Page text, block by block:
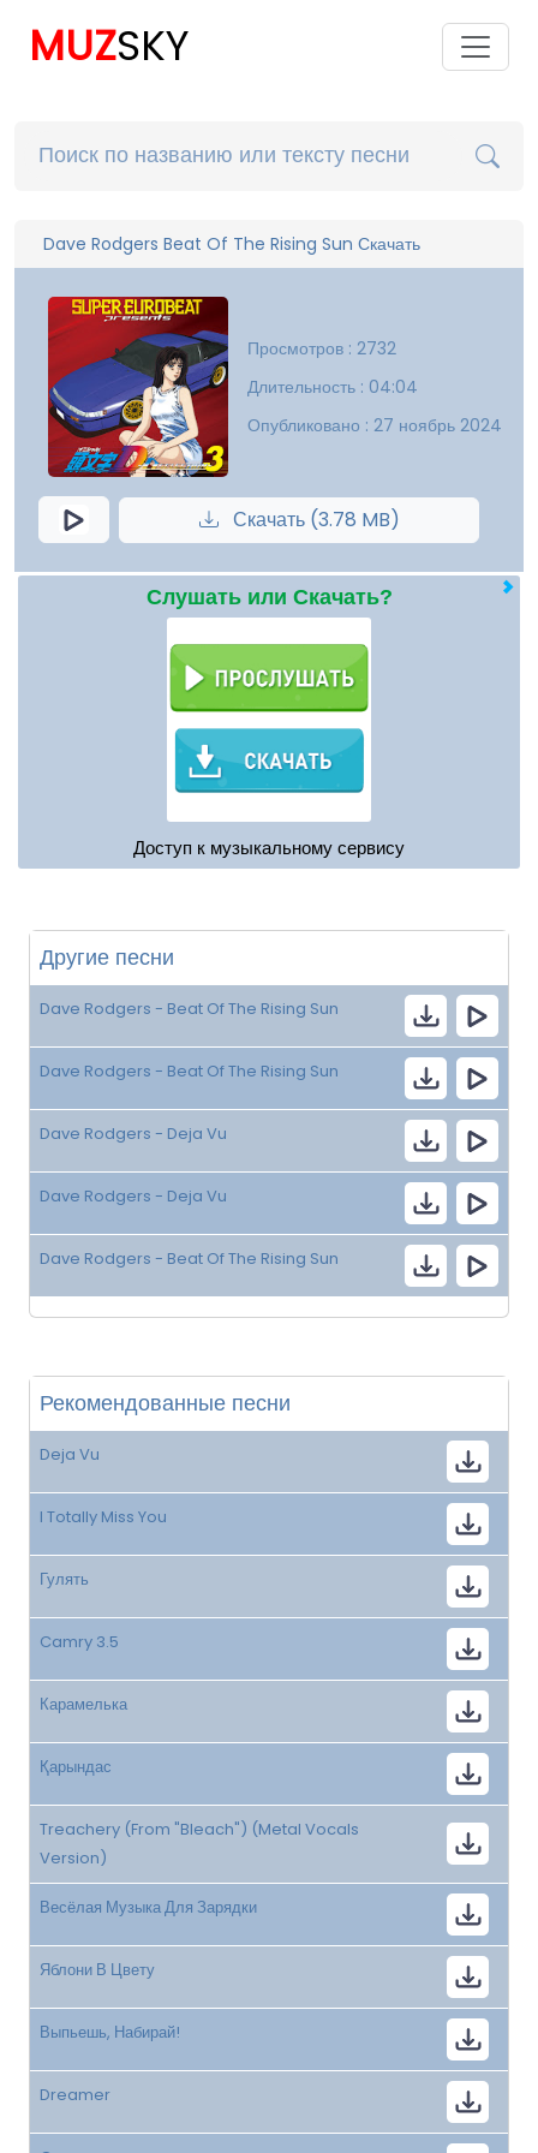
MUZSKY
Dave Rodgers Beat Of The Rising Sun Скачать
Просмотров : 2732
Длительность : 04:04
Опубликовано : 27 ноябрь 2024
Скачать (3.78 MB)
Слушать или Скачать?
Доступ к музыкальному сервису
Другие песни
Dave Rodgers - Beat Of The Rising Sun
Dave Rodgers - Beat Of The Rising Sun
Dave Rodgers - Deja Vu
Dave Rodgers - Deja Vu
Dave Rodgers - Beat Of The Rising Sun
Рекомендованные песни
Deja Vu
I Totally Miss You
Гулять
Camry 3.5
Карамелька
Қарындас
Treachery (From "Bleach") (Metal Vocals
Version)
Весёлая Музыка Для Зарядки
Яблони В Цвету
Выпьешь, Набирай!
Dreamer